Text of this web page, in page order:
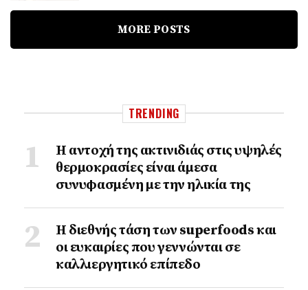
MORE POSTS
TRENDING
Η αντοχή της ακτινιδιάς στις υψηλές
θερμοκρασίες είναι άμεσα
συνυφασμένη με την ηλικία της
Η διεθνής τάση των superfoods και
οι ευκαιρίες που γεννώνται σε
καλλιεργητικό επίπεδο